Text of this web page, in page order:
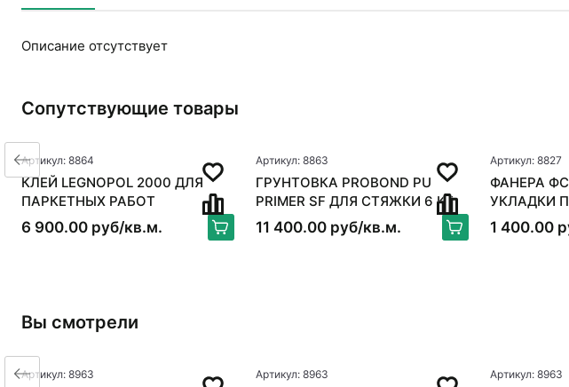
Описание отсутствует
Сопутствующие товары
Артикул: 8864
КЛЕЙ LEGNOPOL 2000 ДЛЯ
ПАРКЕТНЫХ РАБОТ
6 900.00 руб/кв.м.
Артикул: 8863
ГРУНТОВКА PROBOND PU
PRIMER SF ДЛЯ СТЯЖКИ 6 КГ
11 400.00 руб/кв.м.
Артикул: 8827
ФАНЕРА
УКЛАДКИ
250*250ММ
1 400.00
Вы смотрели
Артикул: 8963 Артикул: 8963 Артикул: 8963